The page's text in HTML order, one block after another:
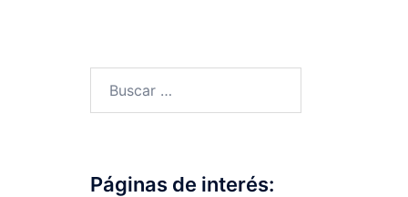
Páginas de interés: